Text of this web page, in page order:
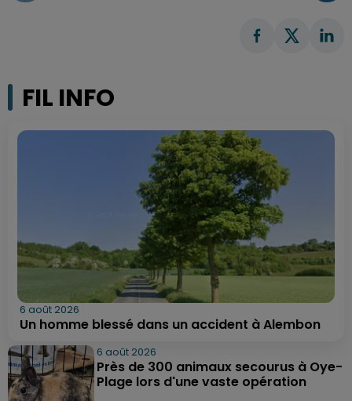
FIL INFO
6 août 2026
Un homme blessé dans un accident à Alembon
6 août 2026
Près de 300 animaux secourus à Oye-
Plage lors d'une vaste opération